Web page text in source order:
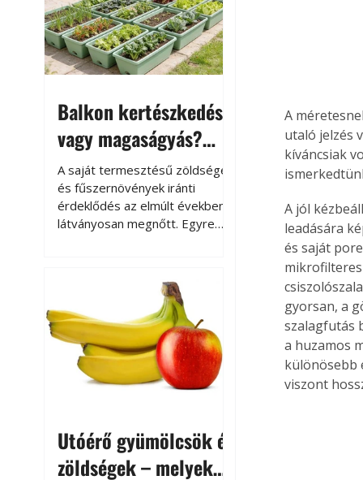
Balkon kertészkedés
vagy magaságyás?
Helytakarékos
kertészkedés
A saját termesztésű zöldségek
és fűszernövények iránti
érdeklődés az elmúlt években
látványosan megnőtt. Egyre
kertészkedés sokak számára
kikapcsolódást és feltöltődést
is jelent.
Utóérő gyümölcsök és
zöldségek – melyek
A
utaló jelzés
kíváncsiak
A jól
leadására
és saját
gyorsan, a
szalagfutás
a huzamos
különösebb
viszont